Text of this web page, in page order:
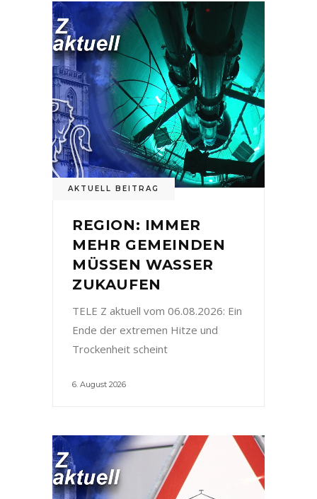
AKTUELL BEITRAG
REGION: IMMER
MEHR GEMEINDEN
MÜSSEN WASSER
ZUKAUFEN
TELE Z aktuell vom 06.08.2026: Ein
Ende der extremen Hitze und
Trockenheit scheint
6. August 2026